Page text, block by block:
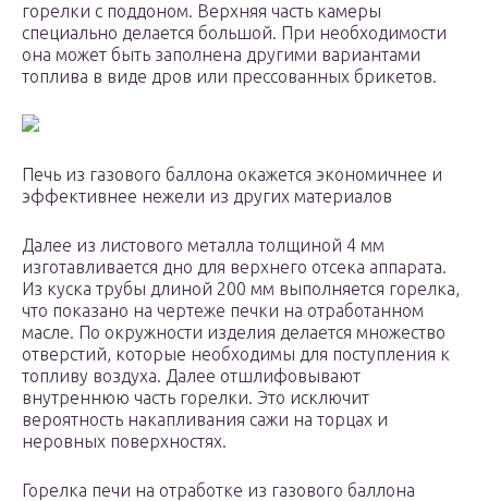
горелки с поддоном. Верхняя часть камеры
специально делается большой. При необходимости
она может быть заполнена другими вариантами
топлива в виде дров или прессованных брикетов.
Печь из газового баллона окажется экономичнее и
эффективнее нежели из других материалов
Далее из листового металла толщиной 4 мм
изготавливается дно для верхнего отсека аппарата.
Из куска трубы длиной 200 мм выполняется горелка,
что показано на чертеже печки на отработанном
масле. По окружности изделия делается множество
отверстий, которые необходимы для поступления к
топливу воздуха. Далее отшлифовывают
внутреннюю часть горелки. Это исключит
вероятность накапливания сажи на торцах и
неровных поверхностях.
Горелка печи на отработке из газового баллона